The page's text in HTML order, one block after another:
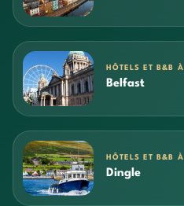
HÔTELS ET B&B À
Belfast
HÔTELS ET B&B À
Dingle